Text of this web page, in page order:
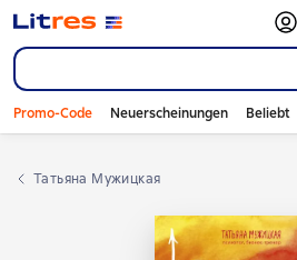
Promo-Code Neuerscheinungen Beliebt
Татьяна Мужицкая